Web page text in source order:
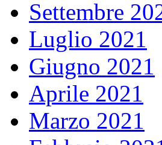
Settembre
Luglio 2021
Giugno 2021
Aprile 2021
Marzo 2021